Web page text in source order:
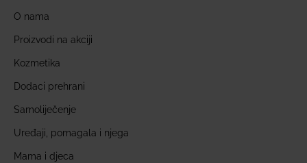
O nama
Proizvodi na akciji
Kozmetika
Dodaci prehrani
Samoliječenje
Uređaji, pomagala i njega
Mama i djeca